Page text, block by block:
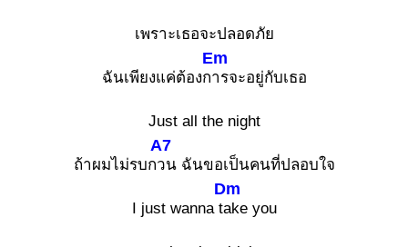
เพราะเธอจะปลอดภัย
ฉันเพียงแค่ต้องก
Em
ารจะอยู่กับเธอ
Just all the night
ถ้าผมไม่รบก
A7
วน ฉันขอเป็นคนที่ปลอบใจ
I just wanna t
Dm
ake you